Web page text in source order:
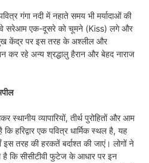
गंगा नदी में नहाते समय भी मर्यादाओं की
वे सरेआम एक-दूसरे को चूमने (Kiss) लगे और
केंद्र पर इस तरह के अश्लील और
कर रहे अन्य श्रद्धालु हैरान और बेहद नाराज
व्यापारियों, तीर्थ पुरोहितों और आम
हरिद्वार एक पवित्र धार्मिक स्थल है, यह
तरह की हरकतें बर्दाश्त की जाएं। लोगों ने
है कि सीसीटीवी फुटेज के आधार पर इन